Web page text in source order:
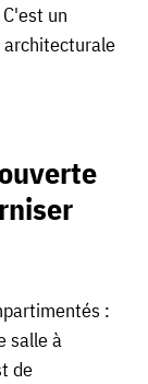
un
architecturale
:
salle à
de